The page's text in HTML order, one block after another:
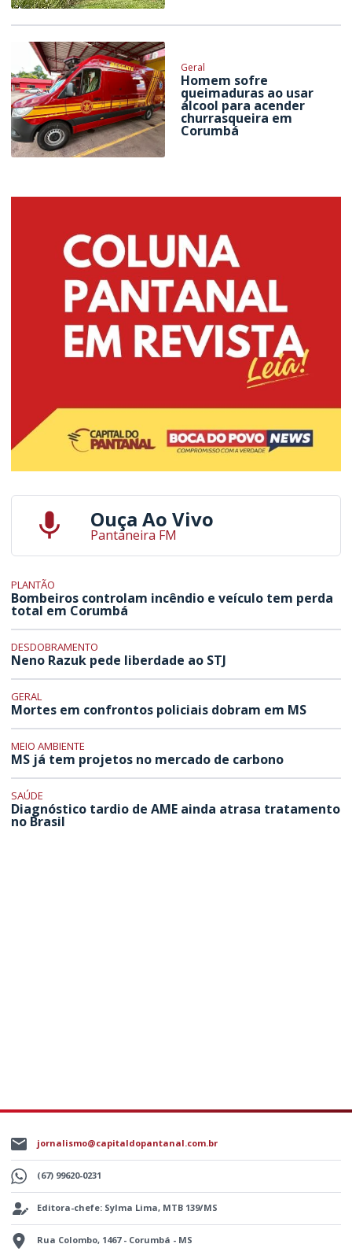
Geral
Homem sofre
queimaduras ao usar
álcool para acender
churrasqueira em
Corumbá
Ouça Ao Vivo
Pantaneira FM
PLANTÃO
Bombeiros controlam incêndio e veículo tem perda
total em Corumbá
DESDOBRAMENTO
Neno Razuk pede liberdade ao STJ
GERAL
Mortes em confrontos policiais dobram em MS
MEIO AMBIENTE
MS já tem projetos no mercado de carbono
SAÚDE
Diagnóstico tardio de AME ainda atrasa tratamento
no Brasil
jornalismo@capitaldopantanal.com.br
(67) 99620-0231
Editora-chefe: Sylma Lima, MTB 139/MS
Rua Colombo, 1467 - Corumbá - MS